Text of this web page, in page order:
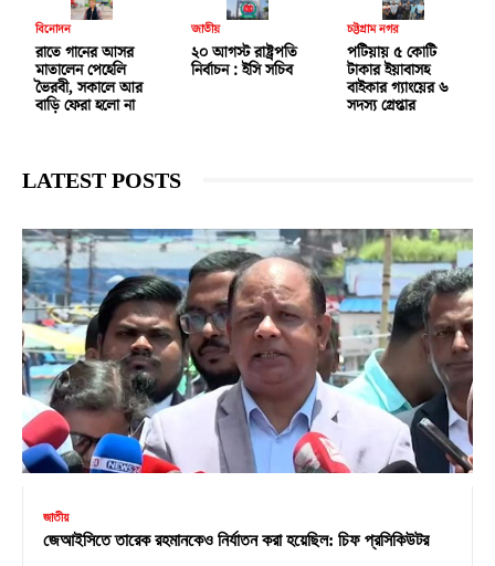
বিনোদন
রাতে গানের আসর
মাতালেন পেহেলি
ভৈরবী, সকালে আর
বাড়ি ফেরা হলো না
জাতীয়
২০ আগস্ট রাষ্ট্রপতি
নির্বাচন : ইসি সচিব
চট্টগ্রাম নগর
পটিয়ায় ৫ কোটি
টাকার ইয়াবাসহ
বাইকার গ্যাংয়ের ৬
সদস্য গ্রেপ্তার
LATEST POSTS
জাতীয়
জেআইসিতে তারেক রহমানকেও নির্যাতন করা হয়েছিল: চিফ প্রসিকিউটর